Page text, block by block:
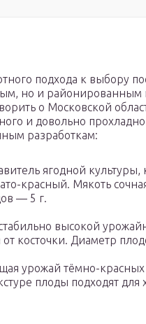
подхода к выбору
но и
о Московской
и довольно
разработкам:
ягодной культуры,
красный. Мякоть
— 5 г.
высокой
от косточки. Диаметр
урожай тёмно-
плоды подходят для